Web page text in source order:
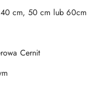
40 cm, 50 cm lub 60cm
Cernit